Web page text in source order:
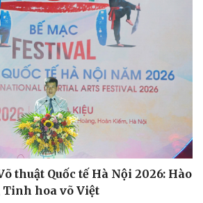
thuật Quốc tế Hà Nội 2026: Hào
hoa võ Việt